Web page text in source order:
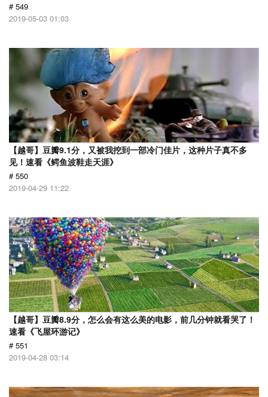
# 549
2019-05-03 01:03
【越哥】豆瓣9.1分，又被我挖到一部冷门佳片，这种片子真不多
见！速看《鳄鱼波鞋走天涯》
# 550
2019-04-29 11:22
【越哥】豆瓣8.9分，怎么会有这么美的电影，前几分钟就看哭了！
速看《飞屋环游记》
# 551
2019-04-28 03:14